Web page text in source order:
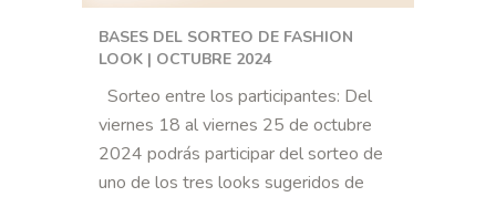
BASES DEL SORTEO DE FASHION
LOOK | OCTUBRE 2024
Sorteo entre los participantes: Del
viernes 18 al viernes 25 de octubre
2024 podrás participar del sorteo de
uno de los tres looks sugeridos de